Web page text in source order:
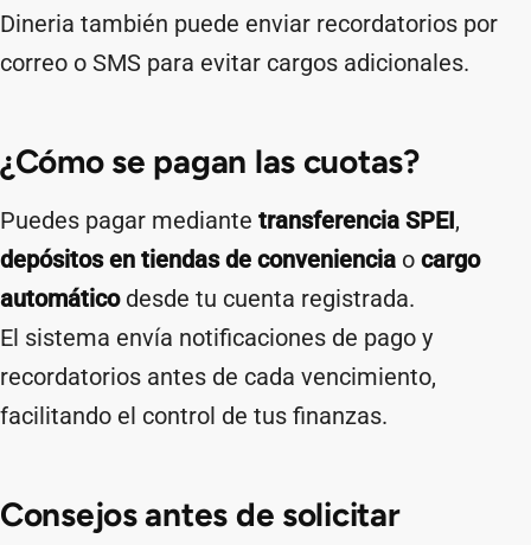
Dineria también puede enviar recordatorios por
correo o SMS para evitar cargos adicionales.
¿Cómo se pagan las cuotas?
Puedes pagar mediante transferencia SPEI,
depósitos en tiendas de conveniencia o cargo
automáticodesde tu cuenta registrada.
El sistema envía notificaciones de pago y
recordatorios antes de cada vencimiento,
facilitando el control de tus finanzas.
Consejos antes de solicitar